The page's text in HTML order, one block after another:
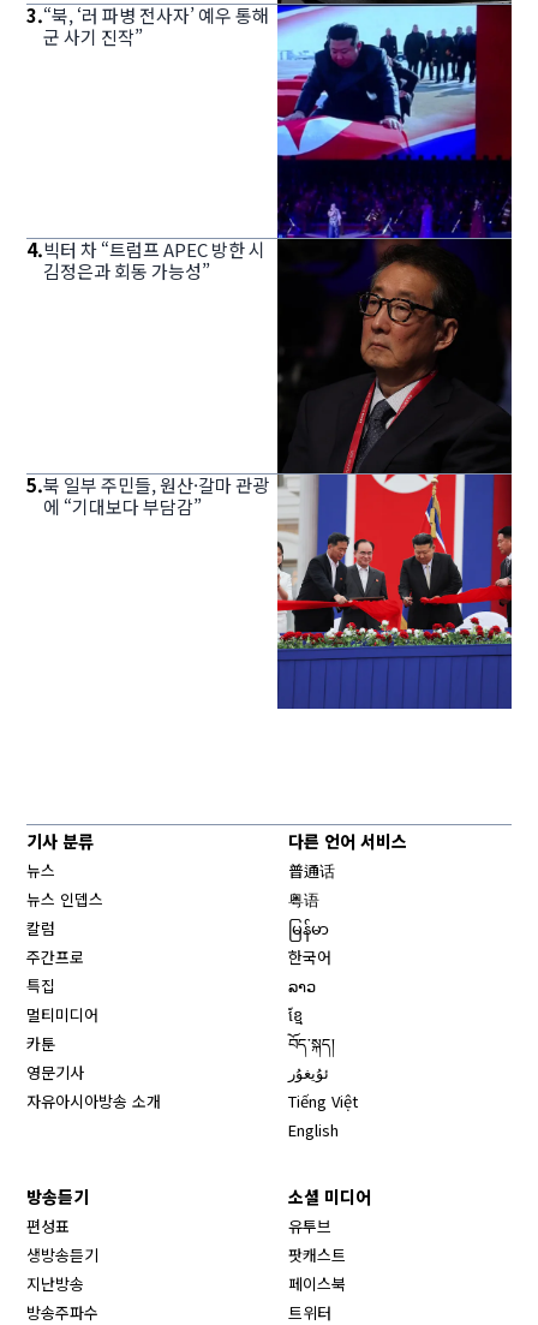
3.“북, ‘러 파병 전사자’ 예우 통해
군 사기 진작”
4.빅터 차 “트럼프 APEC 방한 시
김정은과 회동 가능성”
5.북 일부 주민들, 원산·갈마 관광
에 “기대보다 부담감”
기사 분류
뉴스
뉴스 인뎁스
칼럼
주간프로
특집
멀티미디어
카툰
영문기사
자유아시아방송 소개
다른 언어 서비스
普通话
粤语
မြန်မာ
한국어
ລາວ
ខ្មែ
བོད་སྐད།
ئۇيغۇر
Tiếng Việt
English
방송듣기
편성표
생방송듣기
지난방송
방송주파수
소셜 미디어
유투브
팟캐스트
페이스북
트위터